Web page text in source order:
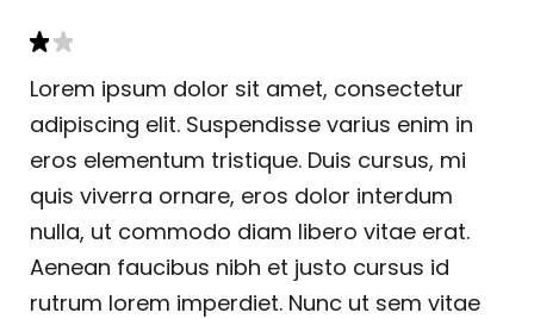
Lorem ipsum dolor sit amet, consectetur
adipiscing elit. Suspendisse varius enim in
eros elementum tristique. Duis cursus, mi
quis viverra ornare, eros dolor interdum
nulla, ut commodo diam libero vitae erat.
Aenean faucibus nibh et justo cursus id
rutrum lorem imperdiet. Nunc ut sem vitae